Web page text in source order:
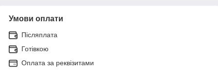
Умови оплати
Післяплата
Готівкою
Оплата за реквізитами